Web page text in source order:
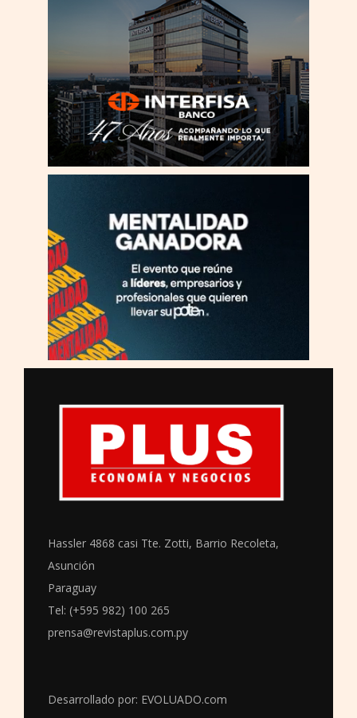
Hassler 4868 casi Tte. Zotti, Barrio Recoleta,
Asunción
Paraguay
Tel: (+595 982) 100 265
prensa@revistaplus.com.py
Desarrollado por: EVOLUADO.com